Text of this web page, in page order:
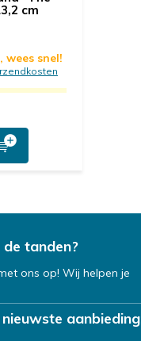
cm
wees snel!
tanden?
ons op! Wij helpen je